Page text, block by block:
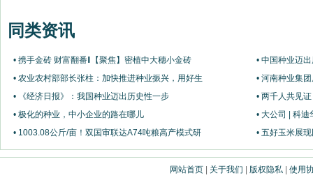
同类资讯
• 携手金砖 财富翻番‖【聚焦】密植中大穗小金砖
• 中国种业迈
• 农业农村部部长张柱：加快推进种业振兴，用好生
• 河南种业集
• 《经济日报》：我国种业迈出历史性一步
• 两千人共见
• 极化的种业，中小企业的路在哪儿
• 大公司 | 科
• 1003.08公斤/亩！双国审联达A74吨粮高产模式研
• 五好玉米展
网站首页 | 关于我们 | 版权隐私 |使用